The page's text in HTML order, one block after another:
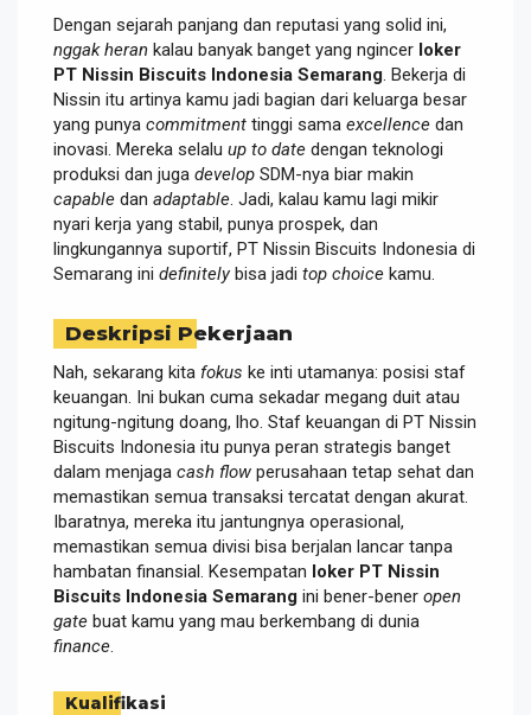
Dengan sejarah panjang dan reputasi yang solid ini,
nggak heran kalau banyak banget yang ngincer loker
PT Nissin Biscuits Indonesia Semarang . Bekerja di
Nissin itu artinya kamu jadi bagian dari keluarga besar
yang punya commitment tinggi sama excellence dan
inovasi. Mereka selalu up to date dengan teknologi
produksi dan juga develop SDM-nya biar makin
capable dan adaptable . Jadi, kalau kamu lagi mikir
nyari kerja yang stabil, punya prospek, dan
lingkungannya suportif, PT Nissin Biscuits Indonesia di
Semarang ini definitelybisa jadi top choice kamu.
Deskripsi Pekerjaan
Nah, sekarang kita fokus ke inti utamanya: posisi staf
keuangan. Ini bukan cuma sekadar megang duit atau
ngitung-ngitung doang, lho. Staf keuangan di PT Nissin
Biscuits Indonesia itu punya peran strategis banget
dalam menjaga cash flow perusahaan tetap sehat dan
memastikan semua transaksi tercatat dengan akurat.
Ibaratnya, mereka itu jantungnya operasional,
memastikan semua divisi bisa berjalan lancar tanpa
hambatan finansial. Kesempatan loker PT Nissin
Biscuits Indonesia Semarang ini bener-bener open
gate buat kamu yang mau berkembang di dunia
finance
Kualifikasi